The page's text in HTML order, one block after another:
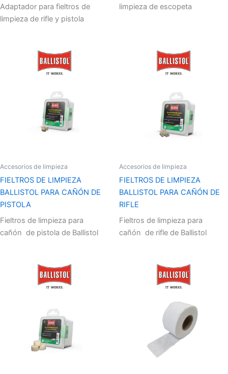
Adaptador para fieltros de
limpieza de rifle y pistola
limpieza de escopeta
Accesorios de limpieza
FIELTROS DE LIMPIEZA
BALLISTOL PARA CAÑÓN DE
PISTOLA
Fieltros de limpieza para
cañón de pistola de Ballistol
Accesorios de limpieza
FIELTROS DE LIMPIEZA
BALLISTOL PARA CAÑÓN DE
RIFLE
Fieltros de limpieza para
cañón de rifle de Ballistol